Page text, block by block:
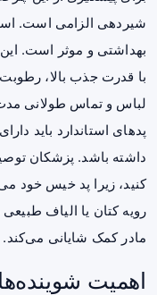
شیردهی الزامی است.
بهداشتی و موثر است. این
با قدرت جذب بالا،
لباس و تماس طولانی
پدهای استاندارد باید
داشته باشد. پزشکان
کنید، زیرا پد خیس خود
رویه کتان یا الیاف
مادر کمک شایانی می‌کند.
اهمیت